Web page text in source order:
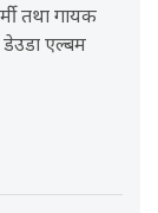
तथा गायक
डेउडा एल्बम